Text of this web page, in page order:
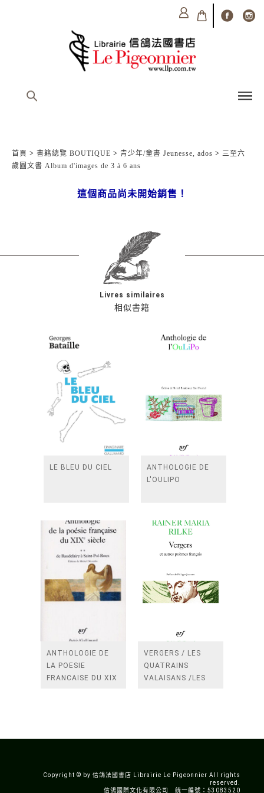
首頁 > 書籍總覽 BOUTIQUE > 青少年/童書 Jeunesse, ados > 三至六
歲圖文書 Album d'images de 3 à 6 ans
這個商品尚未開始銷售！
相似書籍
Livres similaires
LE BLEU DU CIEL
ANTHOLOGIE DE
L'OULIPO
ANTHOLOGIE DE
LA POESIE
FRANCAISE DU XIX
VERGERS / LES
QUATRAINS
VALAISANS /LES
Copyright © by 信鴿法國書店 Librairie Le Pigeonnier All rights
reserved.
信鴿國際文化有限公司 統一編號：53083520